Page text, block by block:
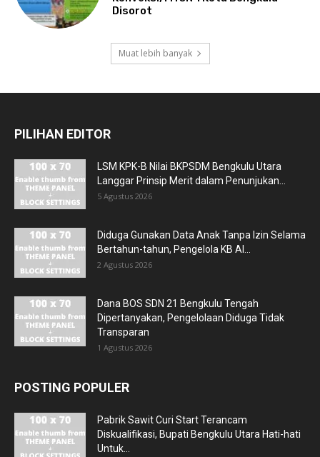
Disorot
Muat lebih banyak
PILIHAN EDITOR
LSM KPK-B Nilai BKPSDM Bengkulu Utara
Langgar Prinsip Merit dalam Penunjukan...
5 Agustus 2026
Diduga Gunakan Data Anak Tanpa Izin Selama
Bertahun-tahun, Pengelola KB Al...
2 Agustus 2026
Dana BOS SDN 21 Bengkulu Tengah
Dipertanyakan, Pengelolaan Diduga Tidak
Transparan
1 Agustus 2026
POSTING POPULER
Pabrik Sawit Curi Start Terancam
Diskualifikasi, Bupati Bengkulu Utara Hati-hati
Untuk...